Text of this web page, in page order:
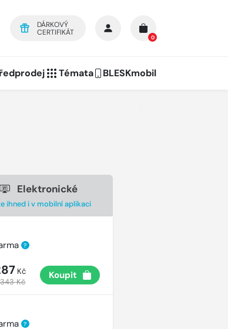
DÁRKOVÝ
CERTIFIKÁT
0
Témata BLESKmobil
Elektronické
ihned i v mobilní aplikaci
?
Kč
343 Kč
Koupit
?